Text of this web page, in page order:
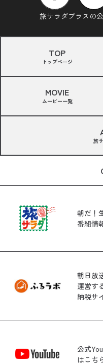
旅サラダプラスの
TOP
トップページ
MOVIE
ムービー一覧
旅
朝だ！
番組情
朝日放
運営す
納税サ
公式
はこち